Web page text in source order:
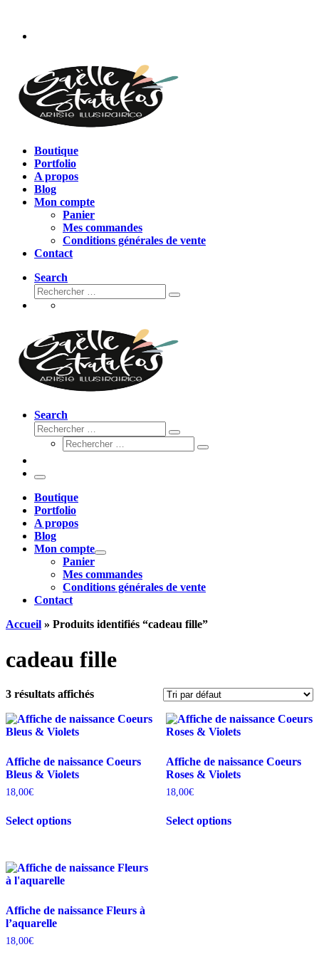
contenu
Boutique
Portfolio
A propos
Blog
Mon compte
Panier
Mes commandes
Conditions générales de vente
Contact
Search
Rechercher
Rechercher
Search
Rechercher
Rechercher
Rechercher
Rechercher
Menu
Boutique
Portfolio
A propos
Blog
Mon compte
Panier
Mes commandes
Conditions générales de vente
Contact
Accueil » Produits identifiés “cadeau fille”
cadeau fille
3 résultats affichés
Affiche de naissance Coeurs
Bleus & Violets
18,00€
Select options
Affiche de naissance Coeurs
Roses & Violets
18,00€
Select options
Affiche de naissance Fleurs à
l’aquarelle
18,00€